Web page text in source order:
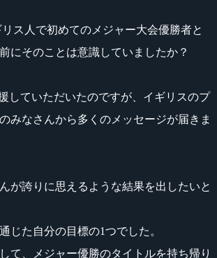
ス人で初めてのメジャー大会優勝者と
にそのことは意識していましたか？
していただいたのですが、イギリスのプ
みなさんから多くのメッセージが届きま
が誇りに思えるような結果を出したいと
じた自分の目標の1つでした。
て、メジャー優勝のタイトルを持ち帰り